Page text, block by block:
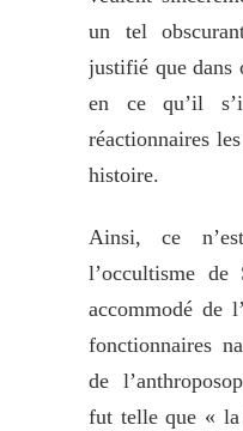
un tel
justifié que dans
en ce qu’il
réactionnaires
histoire.
Ainsi, ce
l’occultisme de
accommodé de
fonctionnaires
de
fut telle que « la